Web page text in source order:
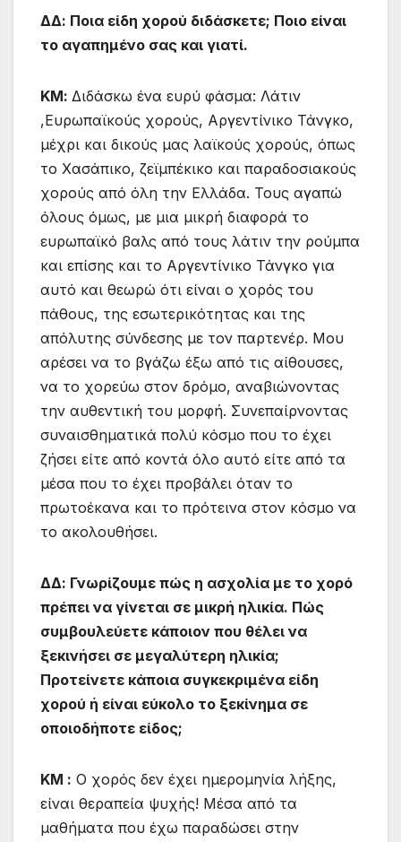
ΔΔ: Ποια είδη χορού διδάσκετε; Ποιο είναι
το αγαπημένο σας και γιατί.
ΚΜ: Διδάσκω ένα ευρύ φάσμα: Λάτιν
,Ευρωπαϊκούς χορούς, Αργεντίνικο Τάνγκο,
μέχρι και δικούς μας λαϊκούς χορούς, όπως
το Χασάπικο, ζεϊμπέκικο και παραδοσιακούς
χορούς από όλη την Ελλάδα. Τους αγαπώ
όλους όμως, με μια μικρή διαφορά το
ευρωπαϊκό βαλς από τους λάτιν την ρούμπα
και επίσης και το Αργεντίνικο Τάνγκο για
αυτό και θεωρώ ότι είναι ο χορός του
πάθους, της εσωτερικότητας και της
απόλυτης σύνδεσης με τον παρτενέρ. Μου
αρέσει να το βγάζω έξω από τις αίθουσες,
να το χορεύω στον δρόμο, αναβιώνοντας
την αυθεντική του μορφή. Συνεπαίρνοντας
συναισθηματικά πολύ κόσμο που το έχει
ζήσει είτε από κοντά όλο αυτό είτε από τα
μέσα που το έχει προβάλει όταν το
πρωτοέκανα και το πρότεινα στον κόσμο να
το ακολουθήσει.
ΔΔ: Γνωρίζουμε πώς η ασχολία με το χορό
πρέπει να γίνεται σε μικρή ηλικία. Πώς
συμβουλεύετε κάποιον που θέλει να
ξεκινήσει σε μεγαλύτερη ηλικία;
Προτείνετε κάποια συγκεκριμένα είδη
χορού ή είναι εύκολο το ξεκίνημα σε
οποιοδήποτε είδος;
ΚΜ : Ο χορός δεν έχει ημερομηνία λήξης,
είναι θεραπεία ψυχής! Μέσα από τα
μαθήματα που έχω παραδώσει στην